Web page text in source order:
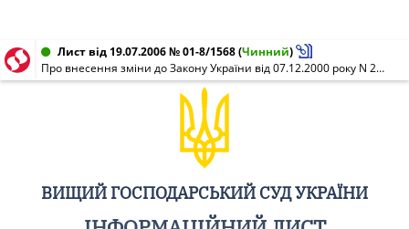
Лист від 19.07.2006 № 01-8/1568(Чинний)
Про внесення зміни до Закону України від 07.12.2000 року N 2121-III "Про банки і банківську діяльність"
ВИЩИЙ ГОСПОДАРСЬКИЙ СУД УКРАЇНИ